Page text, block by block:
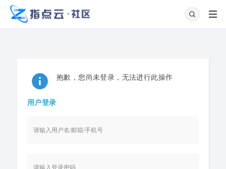
抱歉，您尚未登录，无法进行此操作
用户登录